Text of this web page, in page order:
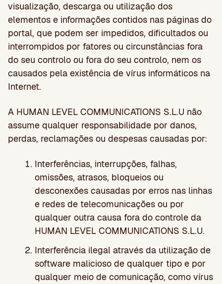
visualização, descarga ou utilização dos
elementos e informações contidos nas páginas do
portal, que podem ser impedidos, dificultados ou
interrompidos por fatores ou circunstâncias fora
do seu controlo ou fora do seu controlo, nem os
causados pela existência de vírus informáticos na
Internet.
A HUMAN LEVEL COMMUNICATIONS S.L.U não
assume qualquer responsabilidade por danos,
perdas, reclamações ou despesas causadas por:
Interferências, interrupções, falhas,
omissões, atrasos, bloqueios ou
desconexões causadas por erros nas linhas
e redes de telecomunicações ou por
qualquer outra causa fora do controle da
HUMAN LEVEL COMMUNICATIONS S.L.U.
Interferência ilegal através da utilização de
software malicioso de qualquer tipo e por
qualquer meio de comunicação, como vírus